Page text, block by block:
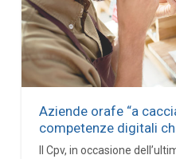
Aziende orafe “a
competenze digitali
Il Cpv, in occasione